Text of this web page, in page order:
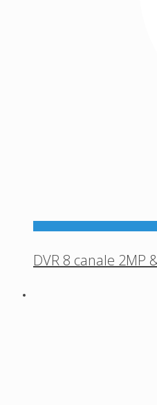
DVR 8 canale 2MP